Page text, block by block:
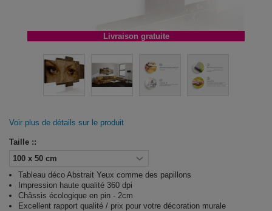
Livraison gratuite
Voir plus de détails sur le produit
Taille ::
Tableau déco Abstrait Yeux comme des papillons
Impression haute qualité 360 dpi
Châssis écologique en pin - 2cm
Excellent rapport qualité / prix pour votre décoration murale